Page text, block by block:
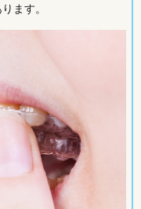
ます。